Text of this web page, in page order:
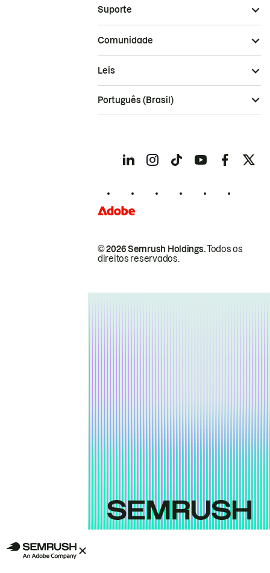
Suporte
Comunidade
© 2026 Semrush Holdings.Todos os
direitos reservados.
Leis
Português (Brasil)